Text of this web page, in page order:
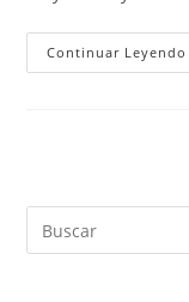
Continuar Leyendo